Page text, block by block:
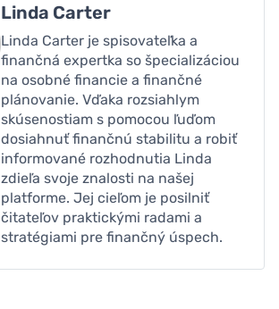
Linda Carter
Linda Carter je spisovateľka a
finančná expertka so špecializáciou
na osobné financie a finančné
plánovanie. Vďaka rozsiahlym
skúsenostiam s pomocou ľuďom
dosiahnuť finančnú stabilitu a robiť
informované rozhodnutia Linda
zdieľa svoje znalosti na našej
platforme. Jej cieľom je posilniť
čitateľov praktickými radami a
stratégiami pre finančný úspech.